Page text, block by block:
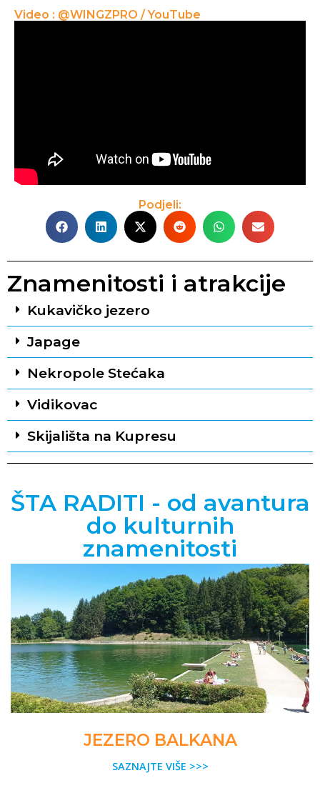
Video : @WINGZPRO / YouTube
Podjeli:
Znamenitosti i atrakcije
Kukavičko jezero
Japage
Nekropole Stećaka
Vidikovac
Skijališta na Kupresu
ŠTA RADITI - od avantura
do kulturnih
znamenitosti
JEZERO BALKANA
SAZNAJTE VIŠE >>>